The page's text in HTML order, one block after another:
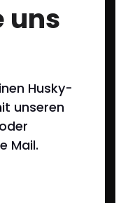
uns
Husky-
unseren
Mail.